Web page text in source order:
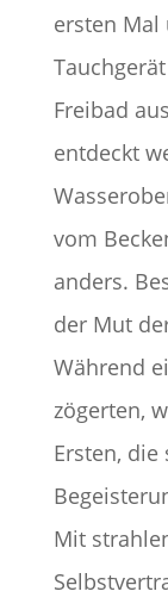
ersten Mal
Freibad
entdeckt
vom
anders.
der Mut
Während
zögerten,
Ersten,
Mit